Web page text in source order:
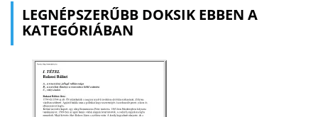
LEGNÉPSZERŰBB DOKSIK EBBEN A
KATEGÓRIÁBAN